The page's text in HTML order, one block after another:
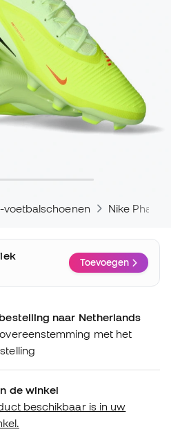
voetbalschoenen Nike
Toevoegen
naar Netherlands
met het
de winkel
beschikbaar is in uw